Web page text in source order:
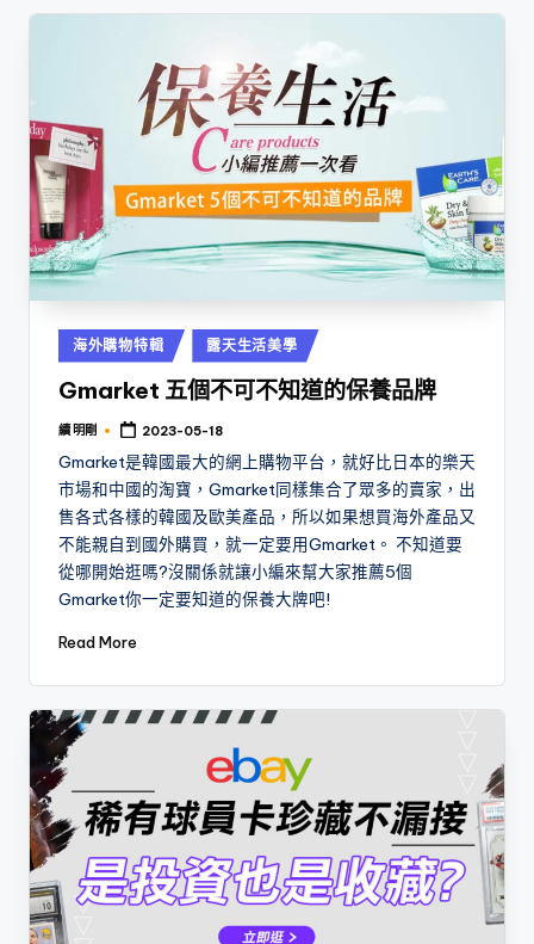
Posted
in
海外購物特輯 露天生活美學
Gmarket 五個不可不知道的保養品牌
Posted
續 明剛 2023-05-18
Gmarket是韓國最大的網上購物平台，就好比日本的樂天
市場和中國的淘寶，Gmarket同樣集合了眾多的賣家，出
售各式各樣的韓國及歐美產品，所以如果想買海外產品又
不能親自到國外購買，就一定要用Gmarket。 不知道要
從哪開始逛嗎?沒關係就讓小編來幫大家推薦5個
Gmarket你一定要知道的保養大牌吧!
Read More